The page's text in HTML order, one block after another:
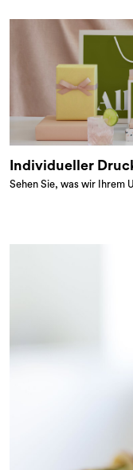
Individueller
Sehen Sie, was wir Ihrem